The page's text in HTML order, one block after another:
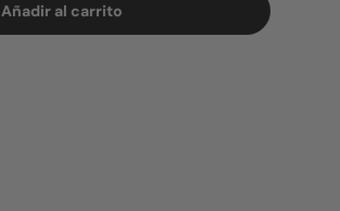
Añadir al carrito